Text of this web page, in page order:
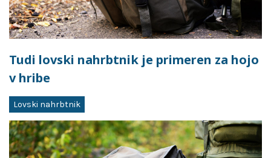
Tudi lovski nahrbtnik je primeren za hojo
v hribe
Lovski nahrbtnik